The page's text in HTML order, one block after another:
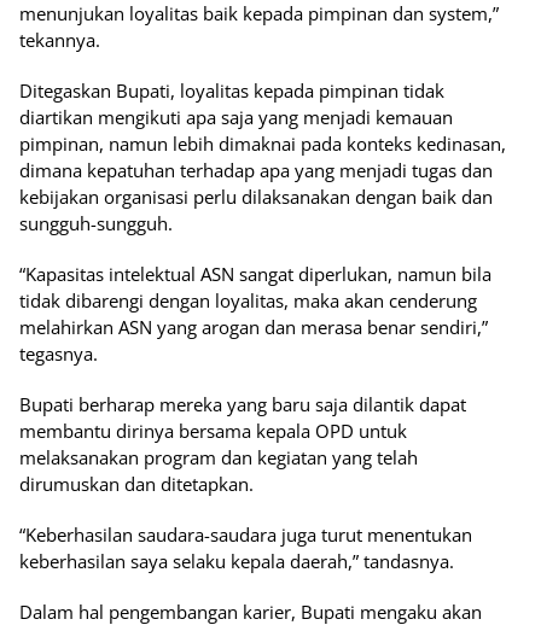
menunjukan loyalitas baik kepada pimpinan dan system,”
tekannya.
Ditegaskan Bupati, loyalitas kepada pimpinan tidak
diartikan mengikuti apa saja yang menjadi kemauan
pimpinan, namun lebih dimaknai pada konteks kedinasan,
dimana kepatuhan terhadap apa yang menjadi tugas dan
kebijakan organisasi perlu dilaksanakan dengan baik dan
sungguh-sungguh.
“Kapasitas intelektual ASN sangat diperlukan, namun bila
tidak dibarengi dengan loyalitas, maka akan cenderung
melahirkan ASN yang arogan dan merasa benar sendiri,”
tegasnya.
Bupati berharap mereka yang baru saja dilantik dapat
membantu dirinya bersama kepala OPD untuk
melaksanakan program dan kegiatan yang telah
dirumuskan dan ditetapkan.
“Keberhasilan saudara-saudara juga turut menentukan
keberhasilan saya selaku kepala daerah,” tandasnya.
Dalam hal pengembangan karier, Bupati mengaku akan